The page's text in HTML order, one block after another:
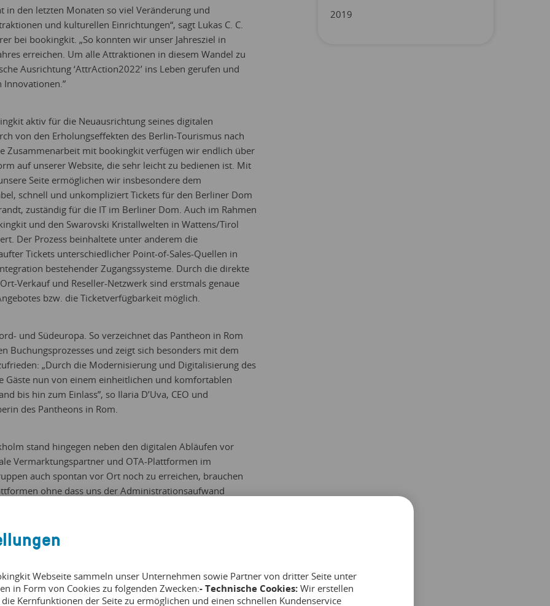
in den letzten Monaten so viel Veränderung und
und kulturellen Einrichtungen“, sagt Lukas C. C.
bei bookingkit. „So konnten wir unser Jahresziel in
erreichen. Um alle Attraktionen in diesem Wandel zu
Ausrichtung ‘AttrAction2022’ ins Leben gerufen und
Innovationen.”
aktiv für die Neuausrichtung seines digitalen
von den Erholungseffekten des Berlin-Tourismus nach
Zusammenarbeit mit bookingkit verfügen wir endlich über
auf unserer Website, die sehr leicht zu bedienen ist. Mit
Seite ermöglichen wir insbesondere dem
schnell und unkompliziert Tickets für den Berliner Dom
zuständig für die IT im Berliner Dom. Auch im Rahmen
und den Swarovski Kristallwelten in Wattens/Tirol
Der Prozess beinhaltete unter anderem die
Tickets unterschiedlicher Point-of-Sales-Quellen in
bestehender Zugangssysteme. Durch die direkte
Verkauf und Reseller-Netzwerk sind erstmals genaue
bzw. die Ticketverfügbarkeit möglich.
und Südeuropa. So verzeichnet das Pantheon in Rom
Buchungsprozesses und zeigt sich besonders mit dem
„Durch die Modernisierung und Digitalisierung des
Gäste nun von einem einheitlichen und komfortablen
bis hin zum Einlass”, so Ilaria D’Uva, CEO und
des Pantheons in Rom.
stand hingegen neben den digitalen Abläufen vor
Vermarktungspartner und OTA-Plattformen im
auch spontan vor Ort noch zu erreichen, brauchen
ohne dass uns der Administrationsaufwand
des The Viking Museum. „Mit bookingkit haben wir einen
ein Plug-and-Play Paket für die wichtigsten
stellt.”
2019
Webseite sammeln unser Unternehmen sowie Partner von dritter Seite unter
in Form von Cookies zu folgenden Zwecken:- Technische Cookies: Wir erstellen
Kernfunktionen der Seite zu ermöglichen und einen schnellen Kundenservice